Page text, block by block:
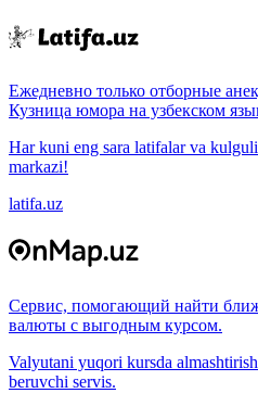
Ежедневно только отборные
Кузница юмора на узбекском
Har kuni eng sara latifalar va
markazi!
latifa.uz
Сервис, помогающий найти
валюты с выгодным курсом.
Valyutani yuqori kursda
beruvchi servis.